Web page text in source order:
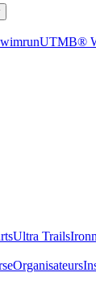
UTMB®
Ultra Trails
Organisateurs